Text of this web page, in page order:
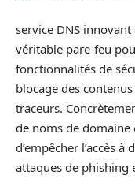
service DNS
véritable pare-feu
fonctionnalités de
blocage des
traceurs.
de noms de domaine
d’empêcher l’accès
attaques de phishing